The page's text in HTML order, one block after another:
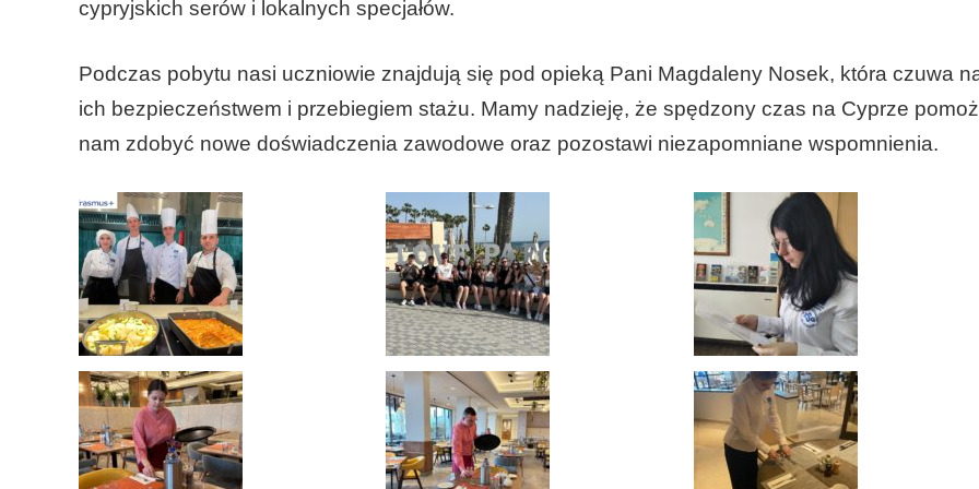
cypryjskich serów i lokalnych specjałów.
Podczas pobytu nasi uczniowie znajdują się pod opieką Pani Magdaleny Nosek, która czuwa
ich bezpieczeństwem i przebiegiem stażu. Mamy nadzieję, że spędzony czas na Cyprze
nam zdobyć nowe doświadczenia zawodowe oraz pozostawi niezapomniane wspomnienia.